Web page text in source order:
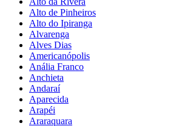
Alto de Pinheiros
Alto do Ipiranga
Alvarenga
Alves Dias
Americanópolis
Anália Franco
Anchieta
Andaraí
Aparecida
Arapéi
Araraquara